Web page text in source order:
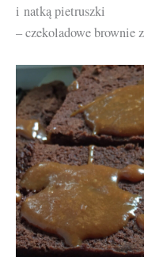
i natką pietruszki
– czekoladowe brownie